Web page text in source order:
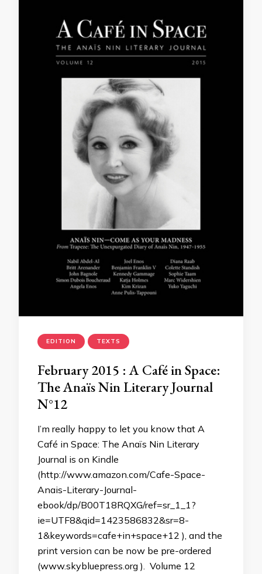
EDITION TEXTS
February 2015 : A Café in Space:
The Anaïs Nin Literary Journal
N°12
I’m really happy to let you know that A
Café in Space: The Anaïs Nin Literary
Journal is on Kindle
(http://www.amazon.com/Cafe-Space-
Anais-Literary-Journal-
ebook/dp/B00T18RQXG/ref=sr_1_1?
ie=UTF8&qid=1423586832&sr=8-
1&keywords=cafe+in+space+12 ), and the
print version can be now be pre-ordered
(www.skybluepress.org ). Volume 12